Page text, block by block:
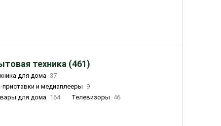
техника (461)
для дома 37
приставки и медиаплееры
9
для дома 164 Телевизоры 46